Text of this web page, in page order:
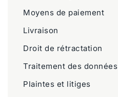
Moyens de paiement
Livraison
Droit de rétractation
Traitement des données
Plaintes et litiges